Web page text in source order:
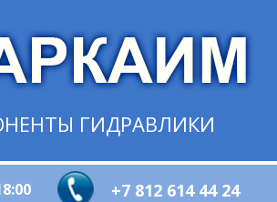
ГИДРАВЛИКИ
+7 812 614 44 24